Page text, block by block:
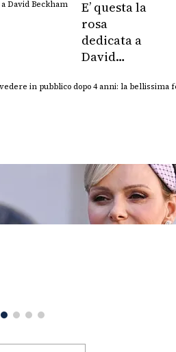
E’ questa la
rosa
dedicata a
David